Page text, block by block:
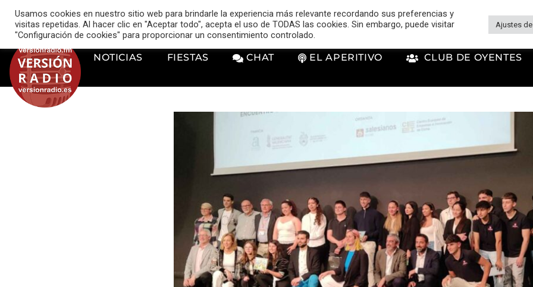
music_note VERSIÓN RADIO
NOTICIAS FIESTAS CHAT EL APERITIVO CLUB DE OYENTES
Usamos cookies en nuestro sitio web para brindarle la experiencia más relevante recordando sus preferencias y
visitas repetidas. Al hacer clic en "Aceptar todo", acepta el uso de TODAS las cookies. Sin embargo, puede visitar
"Configuración de cookies" para proporcionar un consentimiento controlado.
Ajustes